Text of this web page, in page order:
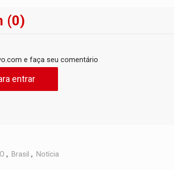
(0)
e faça seu comentário
entrar
, Brasil , Notícia